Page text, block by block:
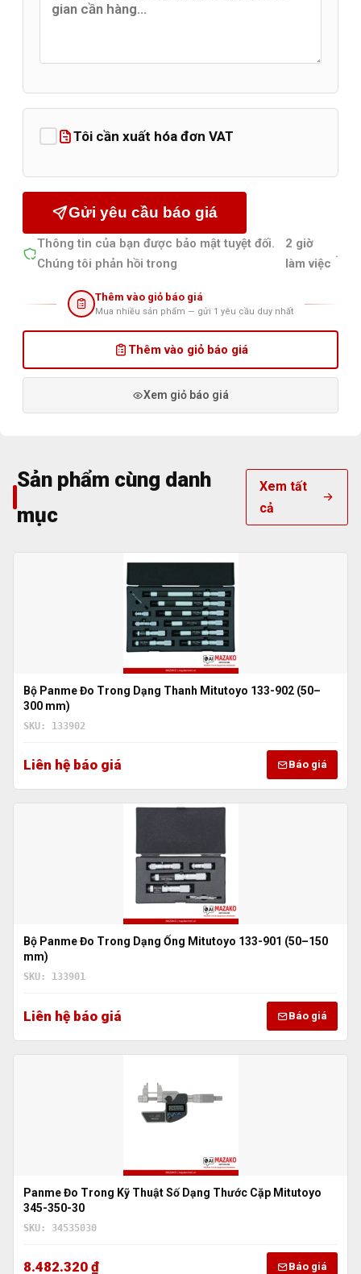
Tôi cần xuất hóa đơn VAT
Gửi yêu cầu báo giá
Thông tin của bạn được bảo mật tuyệt đối.
Chúng tôi phản hồi trong
2 giờ
làm việc
.
Thêm vào giỏ báo giá
Mua nhiều sản phẩm — gửi 1 yêu cầu duy nhất
Thêm vào giỏ báo giá
Xem giỏ báo giá
Sản phẩm cùng danh
mục
Xem tất
cả
Bộ Panme Đo Trong Dạng Thanh Mitutoyo 133-902 (50–
300 mm)
SKU: 133902
Liên hệ báo giá Báo giá
Bộ Panme Đo Trong Dạng Ống Mitutoyo 133-901 (50–150
mm)
SKU: 133901
Liên hệ báo giá Báo giá
Panme Đo Trong Kỹ Thuật Số Dạng Thước Cặp Mitutoyo
345-350-30
SKU: 34535030
8.482.320 ₫ Báo giá